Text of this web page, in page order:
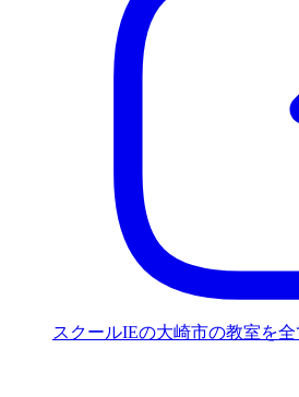
スクールIEの大崎市の教室を全